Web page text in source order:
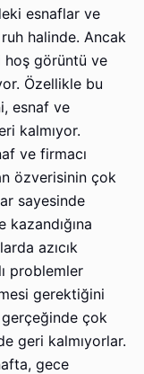
esnaflar ve
halinde. Ancak
hoş görüntü ve
Özellikle bu
esnaf ve
kalmıyor.
ve firmacı
özverisinin çok
sayesinde
azıcık
problemler
gerektiğini
çok
geri kalmıyorlar.
gece